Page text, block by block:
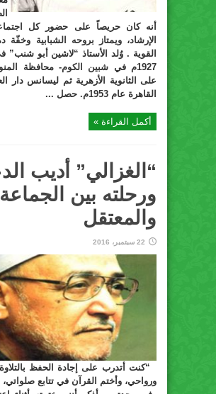
أنه كان حريصاً على حضور كل
الإرشاد، ويمتاز بروحه الشبابية وخفّة
1927م في شبين الكوم- محافظة
على الثانوية الأزهرية ثم ليسانس دار
القاهرة عام 1953م. حصل ...
أكمل القراءة »
“الغزالي” أديب
ورحلته بين الجماعة
والمعتقل
22 سبتمبر، 2016
“كنت أتدرب على إجادة الحفظ
ورواحي، وأختم القرآن في تتابع